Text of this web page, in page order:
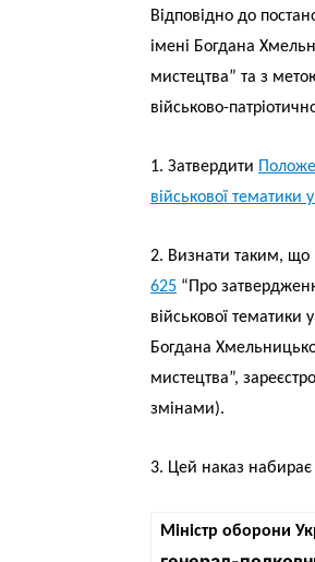
Відповідно до
імені Богдана
мистецтва” та з
військово-
1. Затвердити
військової тематики
2. Визнати таким, що
625 “Про
військової тематики
Богдана
мистецтва”,
змінами).
3. Цей наказ набирає
Міністр оборони